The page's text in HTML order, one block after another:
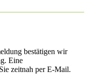
bestätigen wir
Eine
zeitnah per E-Mail.